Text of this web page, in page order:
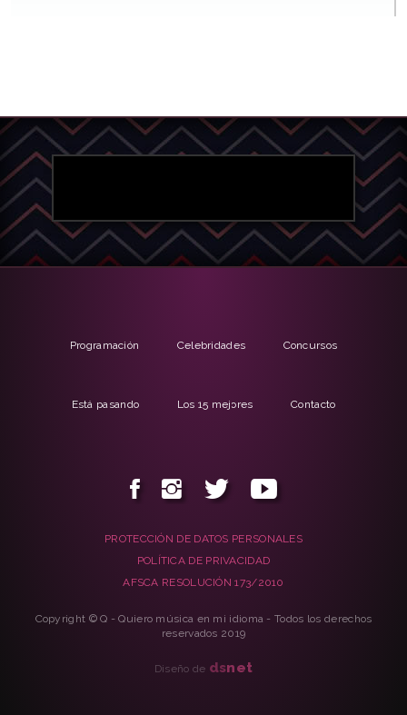
Programación Celebridades Concursos
Está pasando Los 15 mejores Contacto
PROTECCIÓN DE DATOS PERSONALES
POLÍTICA DE PRIVACIDAD
AFSCA RESOLUCIÓN 173/2010
Copyright © Q - Quiero música en mi idioma - Todos los derechos
reservados 2019
Diseño de dsnet